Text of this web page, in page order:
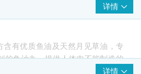
详情
有优质鱼油及天然月见草油，专
的鱼油丸，提供人体内不能制造的
米加3和6，DHA，EPA和GLA。有
详情